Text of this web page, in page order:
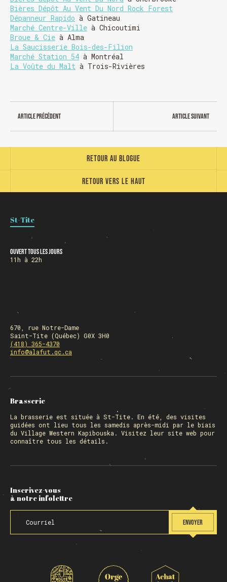
Chargement
Bières Dépôt Au Vent Du Nord Rock Forest
Dépanneur Rapido à Gatineau
Marché Centre-Ville à Chicoutimi
Broue & Cie à Alma
La Saucisserie Bois-des-Filion
Marché Station 54 à Montréal
La Voûte du Malt à Trois-Rivières
Article précédent Article suivant
Retour vers le haut
Retour au blogue
St-Tite
Ouvert tous les jours
11h à 22h
670, rue Notre-Dame
Saint-Tite (Québec) G0X 3H0
(418) 365-4370
info@alafut.qc.ca
Brasserie
La brasserie est située à St-Tite. En été, des visites
guidées ont lieu tous les samedis après-midi par le biais
du Village Western Kapibouska. Visitez leur site web pour
connaître tous les détails.
Inscrivez-vous
à notre infolettre
ENVOYER